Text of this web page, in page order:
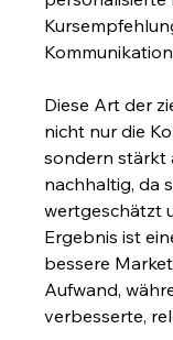
Diese Art der
nicht nur die
sondern stärkt
nachhaltig, da
wertgeschätzt
Ergebnis ist
bessere
Aufwand,
verbesserte,